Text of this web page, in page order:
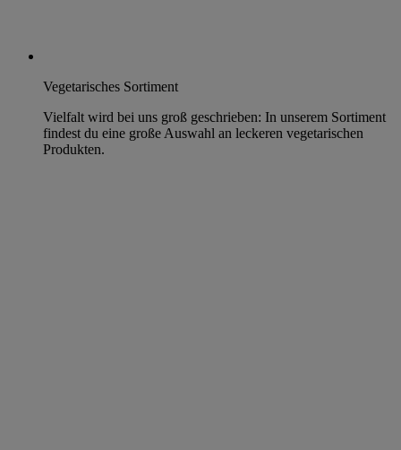
Vegetarisches Sortiment
Vielfalt wird bei uns groß geschrieben: In unserem Sortiment
findest du eine große Auswahl an leckeren vegetarischen
Produkten.